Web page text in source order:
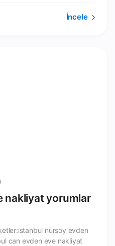
İncele
nakliyat yorumlar
nursoy evden
can evden eve nakliyat